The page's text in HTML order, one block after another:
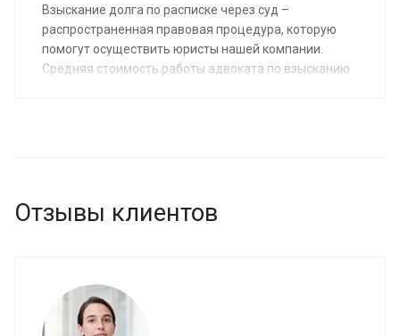
Взыскание долга по расписке через суд –
распространенная правовая процедура, которую
помогут осуществить юристы нашей компании.
Средняя стоимость работы адвоката по взысканию
Отзывы клиентов